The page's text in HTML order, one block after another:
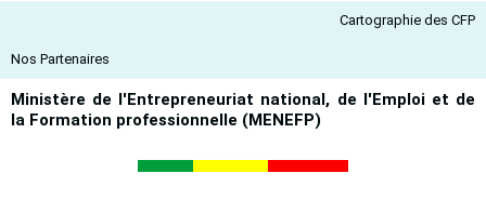
contenu
Cartographie des CFP
Nos Partenaires
Ministère de l'Entrepreneuriat national, de l'Emploi et de
la Formation professionnelle (MENEFP)